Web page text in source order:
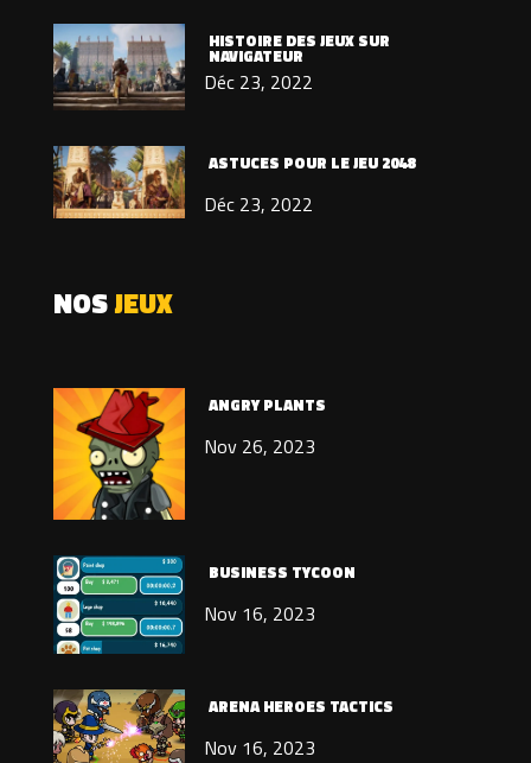
HISTOIRE DES JEUX SUR
NAVIGATEUR
Déc 23, 2022
ASTUCES POUR LE JEU 2048
Déc 23, 2022
NOSJEUX
ANGRY PLANTS
Nov 26, 2023
BUSINESS TYCOON
Nov 16, 2023
ARENA HEROES TACTICS
Nov 16, 2023